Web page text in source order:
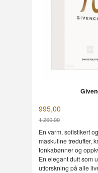
995,00
1 260,00
Rabatt
En varm, sofistikert
maskuline tredufter,
tonkabønner og
En elegant duft som
utforskning på alle